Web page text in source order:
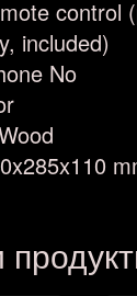
control
included)
No